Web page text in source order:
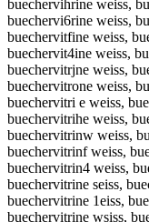
buechervihrine weiss,
buechervi6rine weiss,
buechervitfine weiss,
buechervit4ine weiss,
buechervitrjne weiss,
buechervitrone weiss,
buechervitri e weiss,
buechervitrihe weiss,
buechervitrinw weiss,
buechervitrinf weiss,
buechervitrin4 weiss,
buechervitrine seiss,
buechervitrine 1eiss,
buechervitrine wsiss,